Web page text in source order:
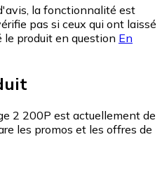
la fonctionnalité est
pas si ceux qui ont laissé
produit en question En
2 200P est actuellement de
les promos et les offres de